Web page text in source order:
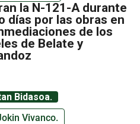
la N-121-A durante
días por las obras en
de los
de Belate y
Bidasoa.
Vivanco.